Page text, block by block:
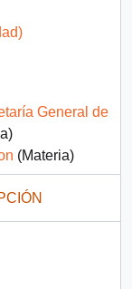
General de
(Materia)